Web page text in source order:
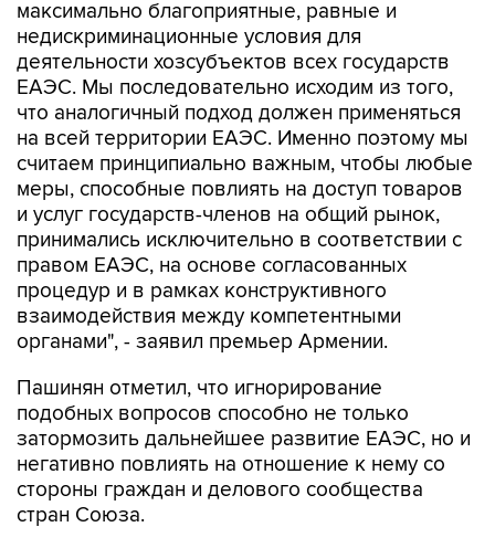
максимально благоприятные, равные и
недискриминационные условия для
деятельности хозсубъектов всех государств
ЕАЭС. Мы последовательно исходим из того,
что аналогичный подход должен применяться
на всей территории ЕАЭС. Именно поэтому мы
считаем принципиально важным, чтобы любые
меры, способные повлиять на доступ товаров
и услуг государств-членов на общий рынок,
принимались исключительно в соответствии с
правом ЕАЭС, на основе согласованных
процедур и в рамках конструктивного
взаимодействия между компетентными
органами", - заявил премьер Армении.
Пашинян отметил, что игнорирование
подобных вопросов способно не только
затормозить дальнейшее развитие ЕАЭС, но и
негативно повлиять на отношение к нему со
стороны граждан и делового сообщества
стран Союза.